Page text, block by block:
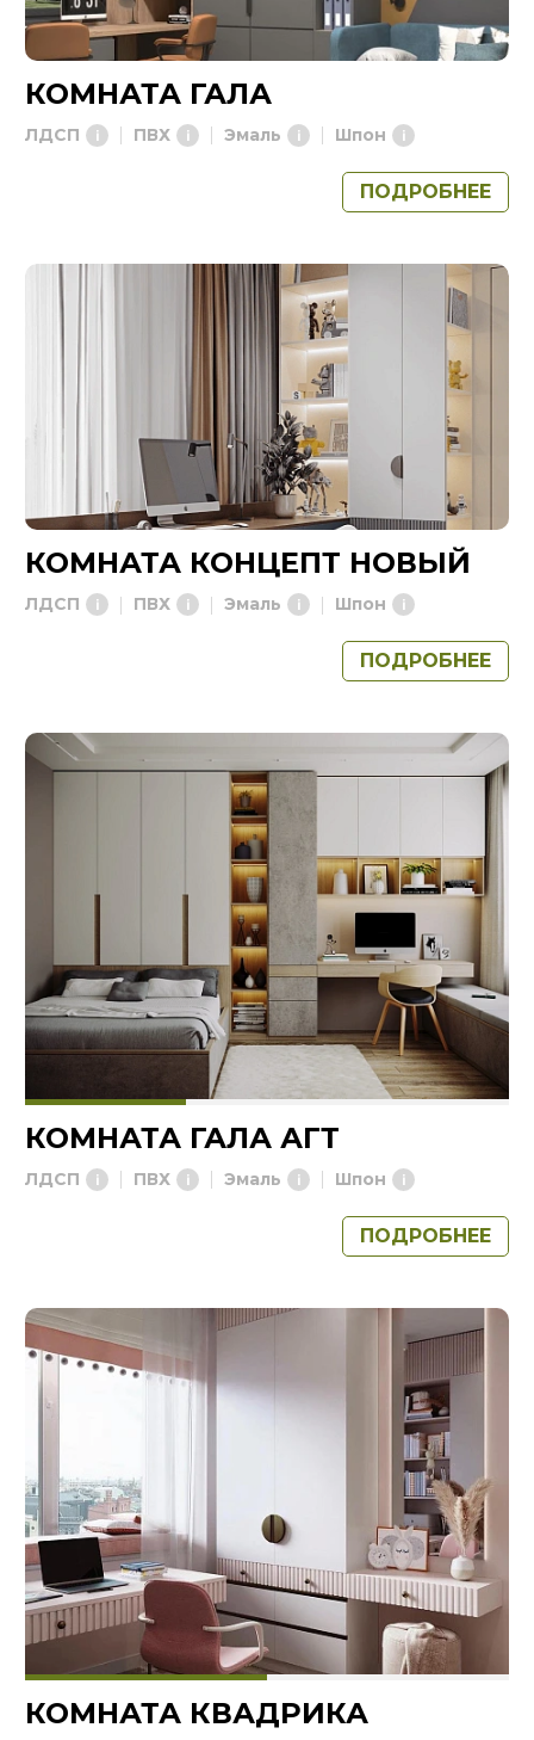
КОМНАТА ГАЛА
ЛДСП ПВХ Эмаль Шпон
ПОДРОБНЕЕ
КОМНАТА КОНЦЕПТ НОВЫЙ
ЛДСП ПВХ Эмаль Шпон
ПОДРОБНЕЕ
КОМНАТА ГАЛА АГТ
ЛДСП ПВХ Эмаль Шпон
ПОДРОБНЕЕ
КОМНАТА КВАДРИКА